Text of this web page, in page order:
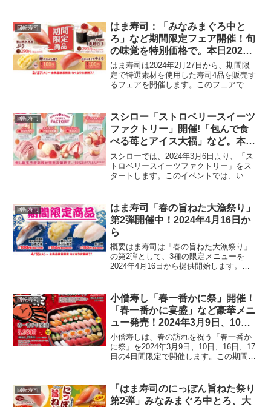
「かに三種盛り」をはじめ、様々なカニ
料理が提供されま...
回転寿司
はま寿司：「みなみまぐろ中と
ろ」など期間限定フェア開催！旬
の味覚を特別価格で。本日2024
年2月27日から
はま寿司は2024年2月27日から、期間限
定で特選素材を使用した寿司4品を販売す
るフェアを開催します。このフェアで
とする魅力的なメニューを、お求めやす
い価格で提供します...
回転寿司
スシロー「ストロベリースイーツ
ファクトリー」開催!「包んで食
べる苺とアイス大福」など。本日
2024年3月6日より
スシローでは、2024年3月6日より、「ス
トロベリースイーツファクトリー」をス
タートします。このイベントでは、いち
にも楽しめる、「そそる、べつ腹。おど
れ、ココロ。」をテ...
回転寿司
はま寿司「春の旨ねた大漁祭り」
第2弾開催中！2024年4月16日か
ら
概要はま寿司は「春の旨ねた大漁祭り」
の第2弾として、3種の限定メニューを
2024年4月16日から提供開始します。こ
なります。新メニュー詳細北海道噴火湾
水揚げしめさば価格...
回転寿司
小僧寿し「春一番かに祭」開催！
「春一番かに宴盛」など豪華メニ
ュー発売！2024年3月9日、10
日、16日、17日の4日間限定
小僧寿しは、春の訪れを祝う「春一番か
に祭」を2024年3月9日、10日、16日、17
日の4日間限定で開催します。この期間、
とができます。「春一番かに祭」メニュ
ーと価格春...
回転寿司
「はま寿司のにっぽん旨ねた祭り
第2弾」みなみまぐろ中とろ、大